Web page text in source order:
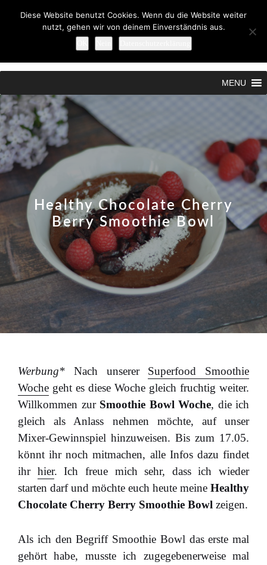
MENU
Healthy Chocolate Cherry
Berry Smoothie Bowl
Werbung* Nach unserer Superfood Smoothie
Woche geht es diese Woche gleich fruchtig weiter.
Willkommen zur Smoothie Bowl Woche, die ich
gleich als Anlass nehmen möchte, auf unser
Mixer-Gewinnspiel hinzuweisen. Bis zum 17.05.
könnt ihr noch mitmachen, alle Infos dazu findet
ihr hier. Ich freue mich sehr, dass ich wieder
starten darf und möchte euch heute meine Healthy
Chocolate Cherry Berry Smoothie Bowl zeigen.
Als ich den Begriff Smoothie Bowl das erste mal
gehört habe, musste ich zugegebenerweise mal
Diese Website benutzt Cookies. Wenn du die Website weiter
nutzt, gehen wir von deinem Einverständnis aus.